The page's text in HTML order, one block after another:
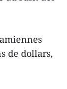
de dollars,